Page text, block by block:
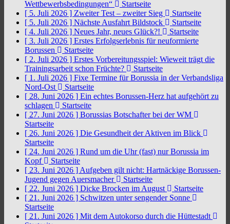
Wettbewerbsbedingungen“
Startseite
[ 5. Juli 2026 ] Zweiter Test – zweiter Sieg
Startseite
[ 5. Juli 2026 ] Nächste Ausfahrt Bildstock
Startseite
[ 4. Juli 2026 ] Neues Jahr, neues Glück?!
Startseite
[ 3. Juli 2026 ] Erstes Erfolgserlebnis für neuformierte
Borussen
Startseite
[ 2. Juli 2026 ] Erstes Vorbereitungsspiel: Wieweit trägt die
Trainingsarbeit schon Früchte?
Startseite
[ 1. Juli 2026 ] Fixe Termine für Borussia in der Verbandsliga
Nord-Ost
Startseite
[ 28. Juni 2026 ] Ein echtes Borussen-Herz hat aufgehört zu
schlagen
Startseite
[ 27. Juni 2026 ] Borussias Botschafter bei der WM
Startseite
[ 26. Juni 2026 ] Die Gesundheit der Aktiven im Blick
Startseite
[ 24. Juni 2026 ] Rund um die Uhr (fast) nur Borussia im
Kopf
Startseite
[ 23. Juni 2026 ] Aufgeben gilt nicht: Hartnäckige Borussen-
Jugend gegen Auersmacher
Startseite
[ 22. Juni 2026 ] Dicke Brocken im August
Startseite
[ 21. Juni 2026 ] Schwitzen unter sengender Sonne
Startseite
[ 21. Juni 2026 ] Mit dem Autokorso durch die Hüttestadt